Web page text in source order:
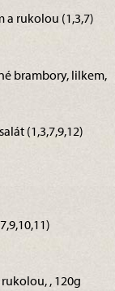
a rukolou (1,3,7)
brambory, lilkem,
(1,3,7,9,12)
, 120g